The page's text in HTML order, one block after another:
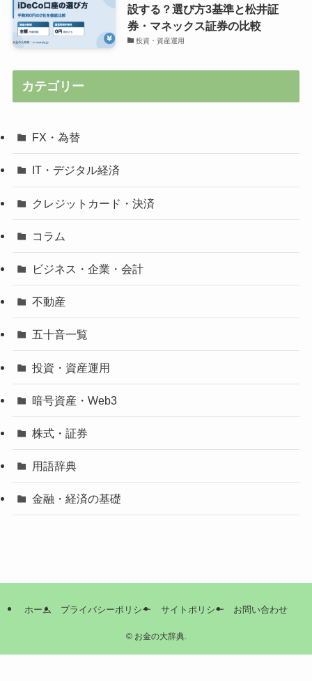
設する？選び方3基準と松井証
券・マネックス証券の比較
投資・資産運用
カテゴリー
FX・為替
IT・デジタル経済
クレジットカード・決済
コラム
ビジネス・企業・会計
不動産
五十音一覧
投資・資産運用
暗号資産・Web3
株式・証券
用語辞典
金融・経済の基礎
ホーム プライバシーポリシー サイトポリシー お問い合わせ
©お金の大辞典.